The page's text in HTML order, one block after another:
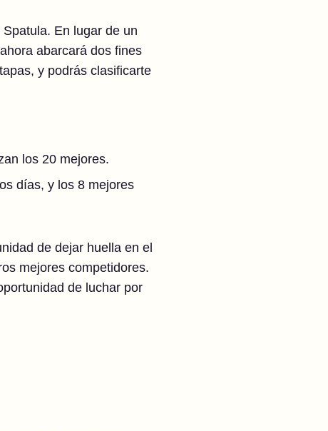
En lugar de un
abarcará dos fines
y podrás clasificarte
los 20 mejores.
días, y los 8 mejores
de dejar huella en el
mejores competidores.
de luchar por